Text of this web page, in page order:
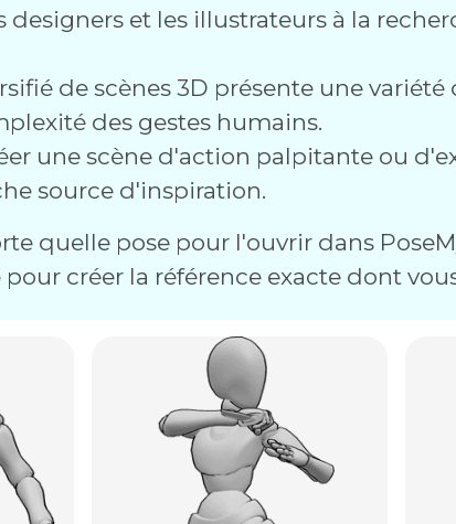
designers et les illustrateurs à la
de scènes 3D présente une
des gestes humains.
une scène d'action palpitante ou
source d'inspiration.
quelle pose pour l'ouvrir dans
créer la référence exacte dont